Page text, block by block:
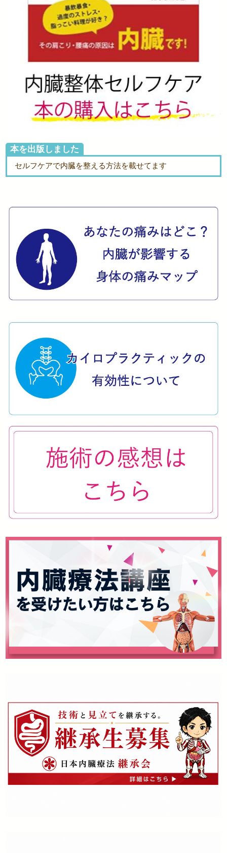
本を出版しました
セルフケアで内臓を整える方法を載せてます